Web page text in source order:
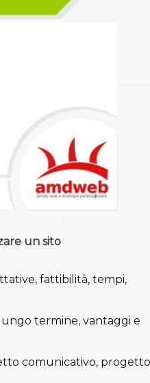
un sito
fattibilità, tempi,
termine, vantaggi e
comunicativo, progetto